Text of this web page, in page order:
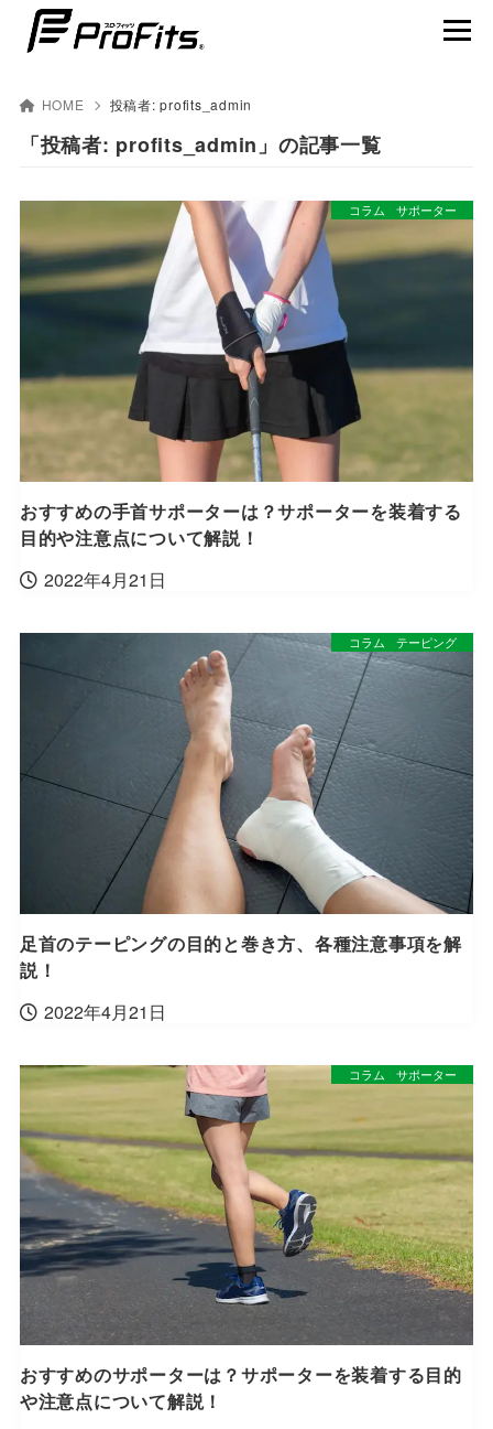
プロ･フィッツ®とは
製品ラインナップ
テーピング貼り方動画
賢くスポーツを楽しむ
アスリート
HOME 投稿者:profits_admin
「投稿者: profits_admin」の記事一覧
おすすめの手首サポーターは？サポーターを装着する
目的や注意点について解説！
2022年4月21日
コラム サポーター
足首のテーピングの目的と巻き方、各種注意事項を解
説！
2022年4月21日
コラム テーピング
おすすめのサポーターは？サポーターを装着する目的
や注意点について解説！
コラム サポーター